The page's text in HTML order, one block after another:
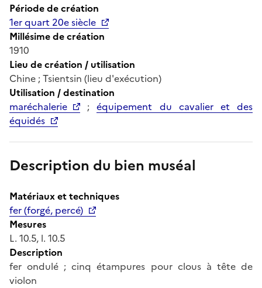
Période de création
1er quart 20e siècle
Millésime de création
1910
Lieu de création / utilisation
Chine ; Tsientsin (lieu d'exécution)
Utilisation / destination
maréchalerie
;équipement du cavalier et des
équidés
Description du bien muséal
Matériaux et techniques
fer (forgé, percé)
Mesures
L. 10.5, l. 10.5
Description
fer ondulé ; cinq étampures pour clous à tête de
violon